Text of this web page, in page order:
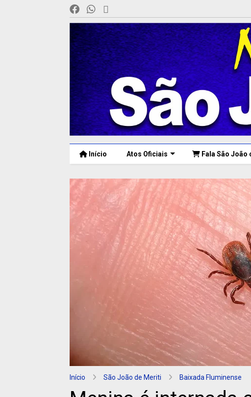
Início Atos Oficiais Fala São João
Início São João de Meriti Baixada Fluminense